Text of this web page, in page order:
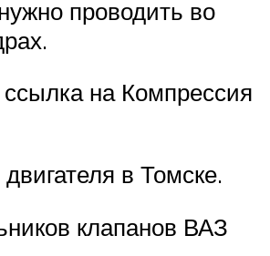
проводить во
на Компрессия
в Томске.
клапанов ВАЗ